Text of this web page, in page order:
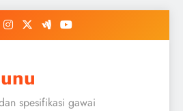
spesifikasi gawai